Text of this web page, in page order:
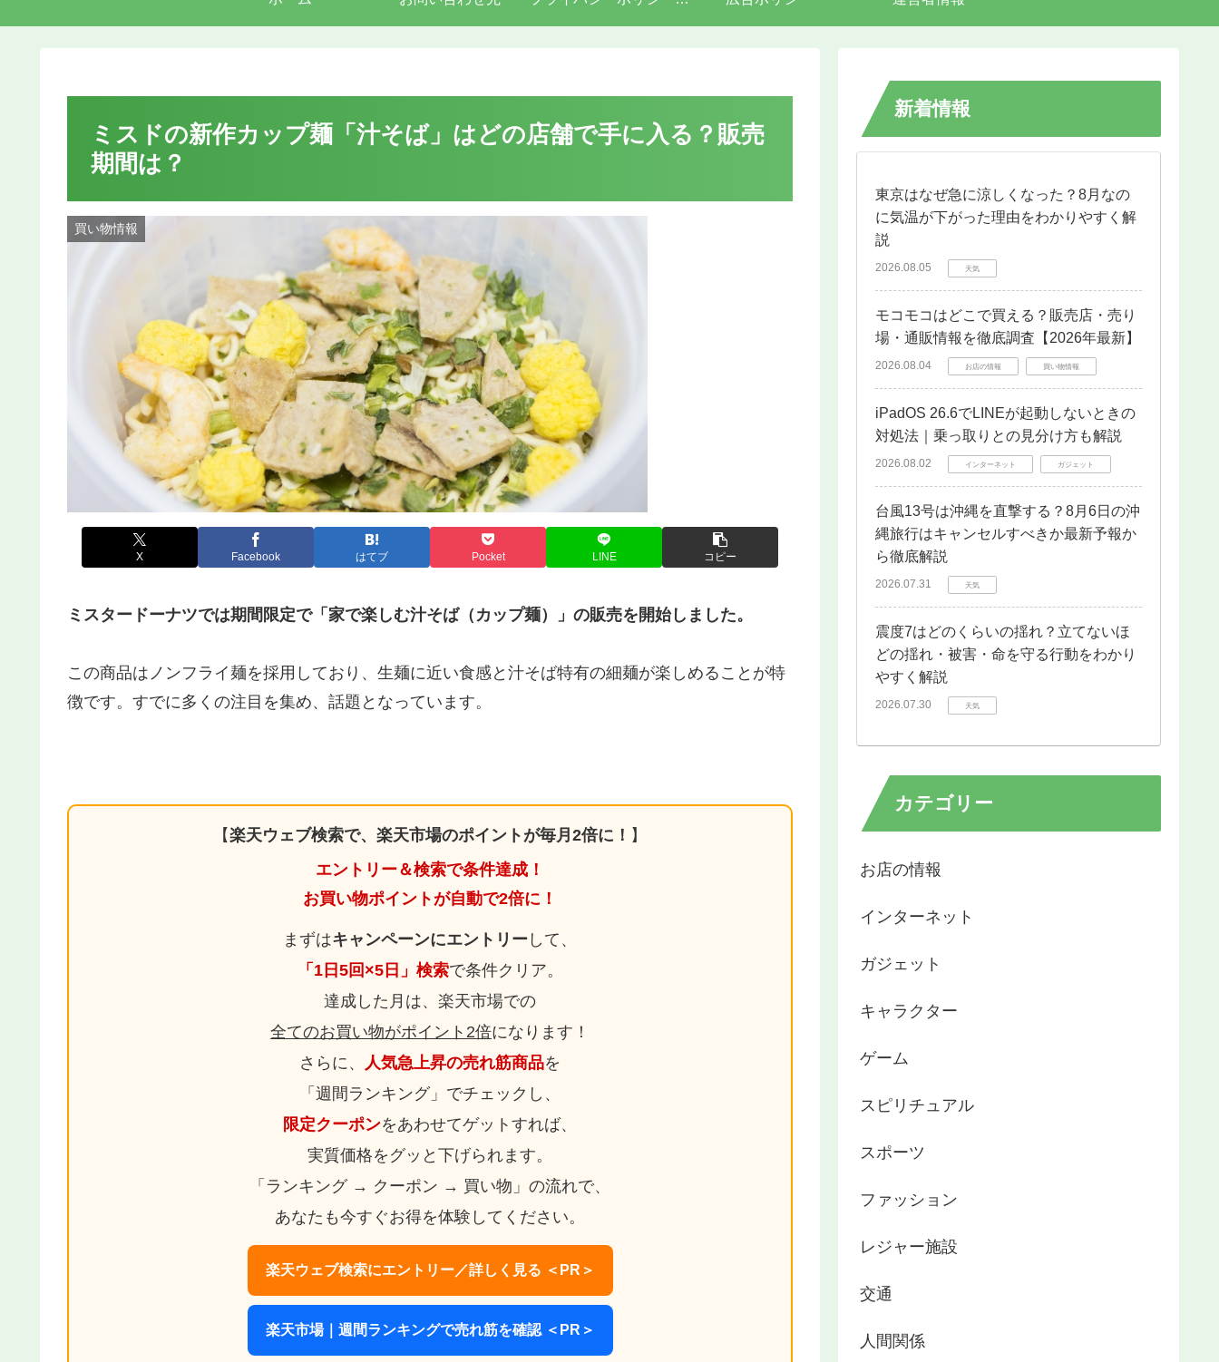
ミスドの新作カップ麺「汁そば」はどの店舗で手に入る？販売
期間は？
買い物情報
X Facebook はてブ Pocket LINE コピー
ミスタードーナツでは期間限定で「家で楽しむ汁そば（カップ麺）」の販売を開始しました。
この商品はノンフライ麺を採用しており、生麺に近い食感と汁そば特有の細麺が楽しめることが特
徴です。すでに多くの注目を集め、話題となっています。
【楽天ウェブ検索で、楽天市場のポイントが毎月2倍に！ 】
エントリー＆検索で条件達成！
お買い物ポイントが自動で2倍に！
まずはキャンペーンにエントリー して、
「1日5回×5日」検索で条件クリア。
達成した月は、楽天市場での
全てのお買い物がポイント2倍になります！
さらに、 人気急上昇の売れ筋商品を
「週間ランキング」でチェックし、
限定クーポンをあわせてゲットすれば、
実質価格をグッと下げられます。
「ランキング → クーポン → 買い物」の流れで、
あなたも今すぐお得を体験してください。
楽天ウェブ検索にエントリー／詳しく見る ＜PR＞
楽天市場｜週間ランキングで売れ筋を確認 ＜PR＞
新着情報
東京はなぜ急に涼しくなった？8月なの
に気温が下がった理由をわかりやすく解
説
2026.08.05 天気
モコモコはどこで買える？販売店・売り
場・通販情報を徹底調査【2026年最新】
2026.08.04 お店の情報 買い物情報
iPadOS 26.6でLINEが起動しないときの
対処法｜乗っ取りとの見分け方も解説
2026.08.02 インターネット ガジェット
台風13号は沖縄を直撃する？8月6日の沖
縄旅行はキャンセルすべきか最新予報か
ら徹底解説
2026.07.31 天気
震度7はどのくらいの揺れ？立てないほ
どの揺れ・被害・命を守る行動をわかり
やすく解説
2026.07.30 天気
カテゴリー
お店の情報
インターネット
ガジェット
キャラクター
ゲーム
スピリチュアル
スポーツ
ファッション
レジャー施設
交通
人間関係